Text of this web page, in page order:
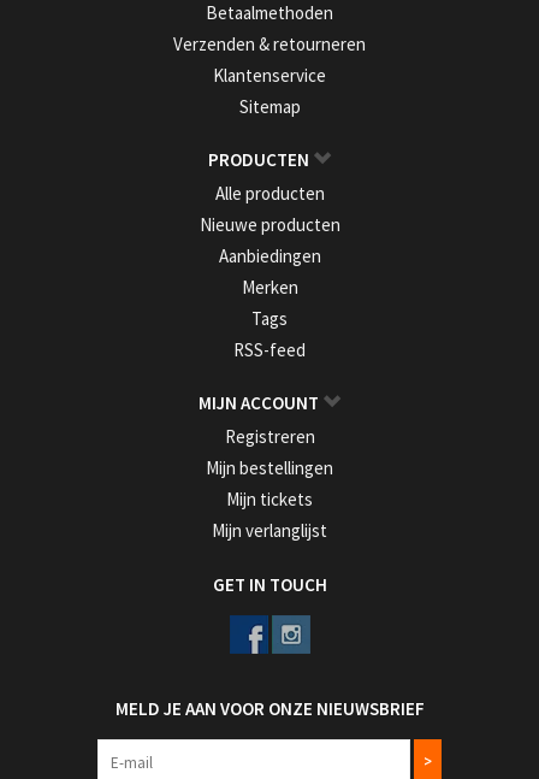
Betaalmethoden
Verzenden & retourneren
Klantenservice
Sitemap
PRODUCTEN
Alle producten
Nieuwe producten
Aanbiedingen
Merken
Tags
RSS-feed
MIJN ACCOUNT
Registreren
Mijn bestellingen
Mijn tickets
Mijn verlanglijst
GET IN TOUCH
MELD JE AAN VOOR ONZE NIEUWSBRIEF
>